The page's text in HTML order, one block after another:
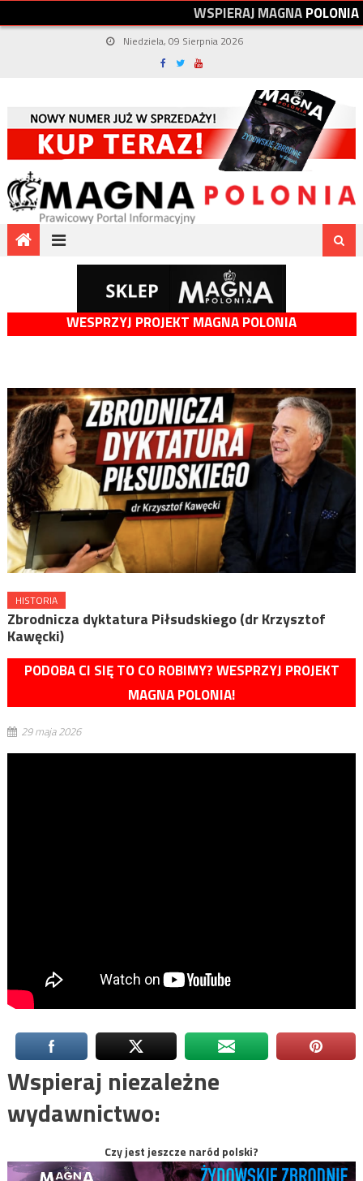
WSPIERAJMAGNAPOLONIA
Niedziela, 09 Sierpnia 2026
WESPRZYJ PROJEKT MAGNA POLONIA
HISTORIA
Zbrodnicza dyktatura Piłsudskiego (dr Krzysztof
Kawęcki)
PODOBA CI SIĘ TO CO ROBIMY? WESPRZYJ PROJEKT
MAGNA POLONIA!
29 maja 2026
Wspieraj niezależne
wydawnictwo:
Czy jest jeszcze naród polski?